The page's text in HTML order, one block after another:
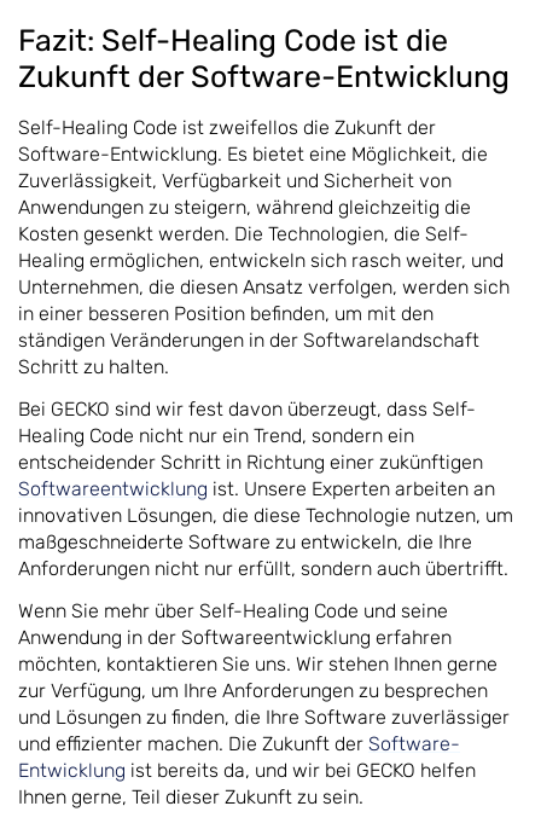
Fazit: Self-Healing Code ist die
Zukunft der Software-Entwicklung
Self-Healing Code ist zweifellos die Zukunft der
Software-Entwicklung. Es bietet eine Möglichkeit, die
Zuverlässigkeit, Verfügbarkeit und Sicherheit von
Anwendungen zu steigern, während gleichzeitig die
Kosten gesenkt werden. Die Technologien, die Self-
Healing ermöglichen, entwickeln sich rasch weiter, und
Unternehmen, die diesen Ansatz verfolgen, werden sich
in einer besseren Position befinden, um mit den
ständigen Veränderungen in der Softwarelandschaft
Schritt zu halten.
Bei GECKO sind wir fest davon überzeugt, dass Self-
Healing Code nicht nur ein Trend, sondern ein
entscheidender Schritt in Richtung einer zukünftigen
Softwareentwicklung ist. Unsere Experten arbeiten an
innovativen Lösungen, die diese Technologie nutzen, um
maßgeschneiderte Software zu entwickeln, die Ihre
Anforderungen nicht nur erfüllt, sondern auch übertrifft.
Wenn Sie mehr über Self-Healing Code und seine
Anwendung in der Softwareentwicklung erfahren
möchten, kontaktieren Sie uns. Wir stehen Ihnen gerne
zur Verfügung, um Ihre Anforderungen zu besprechen
und Lösungen zu finden, die Ihre Software zuverlässiger
und effizienter machen. Die Zukunft der Software-
Entwicklung ist bereits da, und wir bei GECKO helfen
Ihnen gerne, Teil dieser Zukunft zu sein.